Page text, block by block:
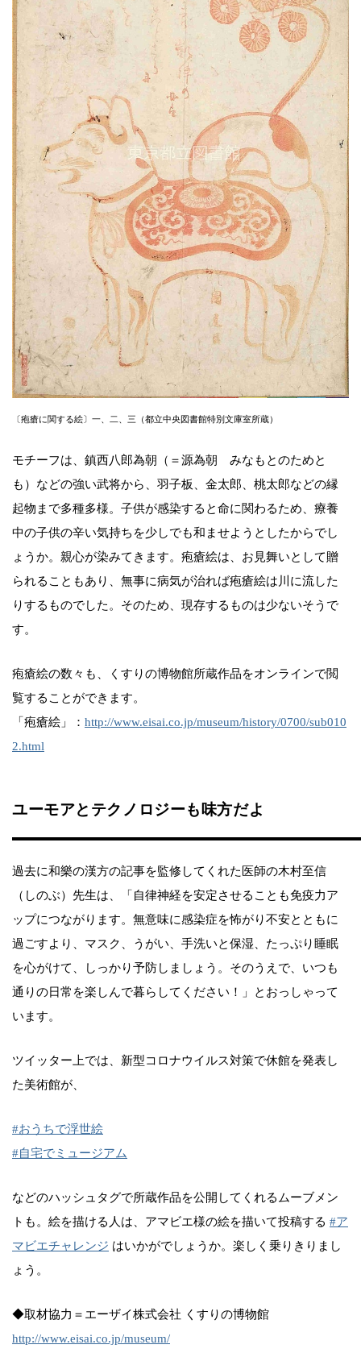
〔疱瘡に関する絵〕一、二、三（都立中央図書館特別文庫室所蔵）
モチーフは、鎮西八郎為朝（＝源為朝 みなもとのためと
も）などの強い武将から、羽子板、金太郎、桃太郎などの縁
起物まで多種多様。子供が感染すると命に関わるため、療養
中の子供の辛い気持ちを少しでも和ませようとしたからでし
ょうか。親心が染みてきます。疱瘡絵は、お見舞いとして贈
られることもあり、無事に病気が治れば疱瘡絵は川に流した
りするものでした。そのため、現存するものは少ないそうで
す。
疱瘡絵の数々も、くすりの博物館所蔵作品をオンラインで閲
覧することができます。
「疱瘡絵」： http://www.eisai.co.jp/museum/history/0700/sub010
2.html
ユーモアとテクノロジーも味方だよ
過去に和樂の漢方の記事を監修してくれた医師の木村至信
（しのぶ）先生は、「自律神経を安定させることも免疫力ア
ップにつながります。無意味に感染症を怖がり不安とともに
過ごすより、マスク、うがい、手洗いと保湿、たっぷり睡眠
を心がけて、しっかり予防しましょう。そのうえで、いつも
通りの日常を楽しんで暮らしてください！」とおっしゃって
います。
ツイッター上では、新型コロナウイルス対策で休館を発表し
た美術館が、
#おうちで浮世絵
#自宅でミュージアム
などのハッシュタグで所蔵作品を公開してくれるムーブメン
トも。絵を描ける人は、アマビエ様の絵を描いて投稿する #ア
マビエチャレンジ はいかがでしょうか。楽しく乗りきりまし
ょう。
◆取材協力＝エーザイ株式会社 くすりの博物館
http://www.eisai.co.jp/museum/